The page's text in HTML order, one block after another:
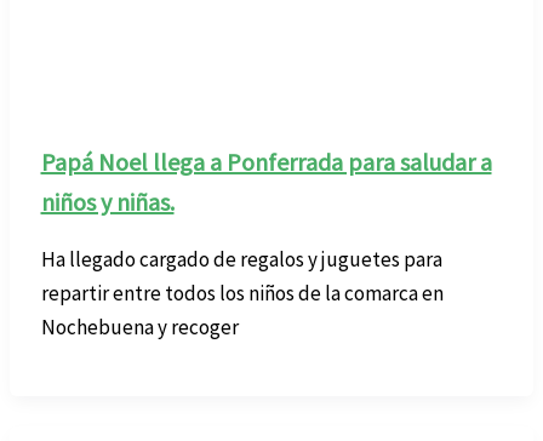
Papá Noel llega a Ponferrada para saludar a
niños y niñas.
Ha llegado cargado de regalos y juguetes para
repartir entre todos los niños de la comarca en
Nochebuena y recoger